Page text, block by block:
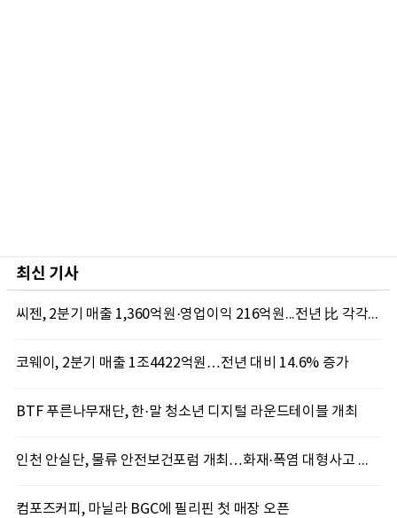
최신 기사
씨젠, 2분기 매출 1,360억원·영업이익 216억원...전년 比 각각 19.2%·586.4% 증가
코웨이, 2분기 매출 1조4422억원…전년 대비 14.6% 증가
BTF 푸른나무재단, 한·말 청소년 디지털 라운드테이블 개최
인천 안실단, 물류 안전보건포럼 개최…화재·폭염 대형사고 차단 총력
컴포즈커피, 마닐라 BGC에 필리핀 첫 매장 오픈